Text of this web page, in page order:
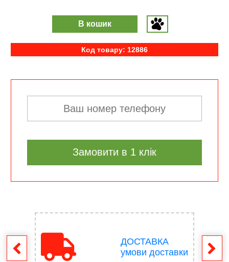
В кошик
Код товару: 12886
Замовити в 1 клік
ДОСТАВКА
умови доставки